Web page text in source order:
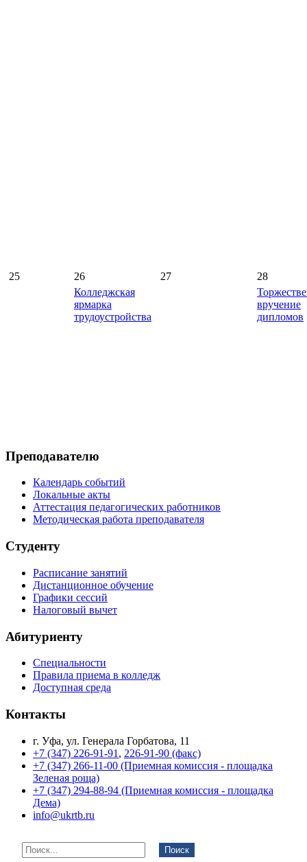
25
26
Колледжская
ярмарка
трудоустройства
27
28
вручение
дипломов
Преподавателю
Календарь событий
Локальные акты
Аттестация педагогических работников
Методическая работа преподавателя
Студенту
Расписание занятий
Дистанционное обучение
Графики сессий
Налоговый вычет
Абитуриенту
Специальности
Правила приема в колледж
Доступная среда
Контакты
г. Уфа, ул. Генерала Горбатова, 11
+7 (347) 226-91-91 , 226-91-90 (факс)
+7 (347) 266-11-00 (Приемная комиссия - площадка
Зеленая роща)
+7 (347) 294-88-94 (Приемная комиссия - площадка
Дема)
info@ukrtb.ru
Поиск